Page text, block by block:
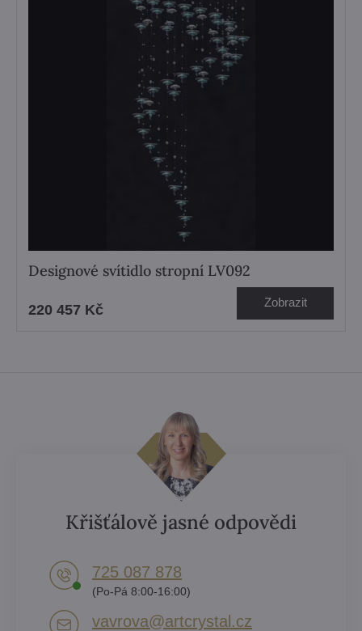
Designové svítidlo stropní LV092
220 457 Kč Zobrazit
Křišťálově jasné odpovědi
725 087 878​
(Po-Pá 8:00-16:00)
vavrova​@artcrystal​.cz